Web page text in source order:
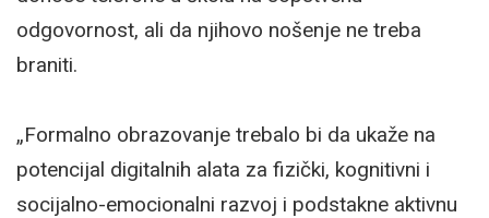
odgovornost, ali da njihovo nošenje ne treba
braniti.
„Formalno obrazovanje trebalo bi da ukaže na
potencijal digitalnih alata za fizički, kognitivni i
socijalno-emocionalni razvoj i podstakne aktivnu